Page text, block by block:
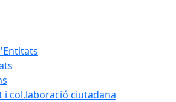
i col.laboració ciutadana